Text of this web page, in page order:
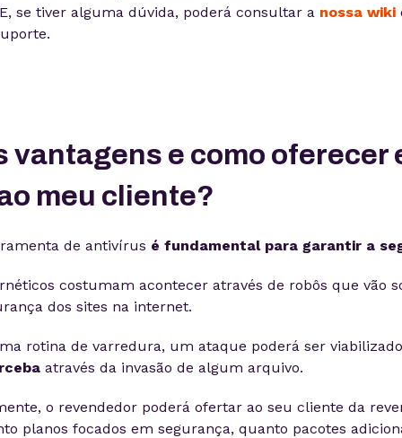
se tiver alguma dúvida, poderá consultar a nossa wiki
vantagens e como oferecer
meu cliente?
de antivírus é fundamental para garantir a
costumam acontecer através de robôs que vão
dos sites na internet.
rotina de varredura, um ataque poderá ser
através da invasão de algum arquivo.
o revendedor poderá ofertar ao seu cliente da
planos focados em segurança, quanto pacotes